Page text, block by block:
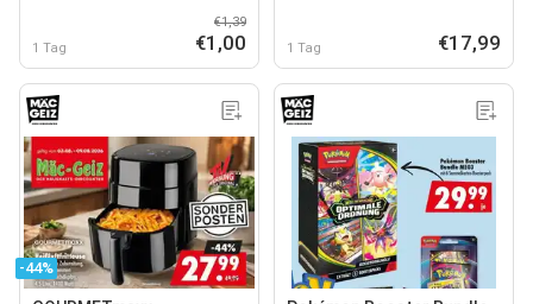
1 Tag
€1,39
€1,00 1 Tag €17,99
-44%